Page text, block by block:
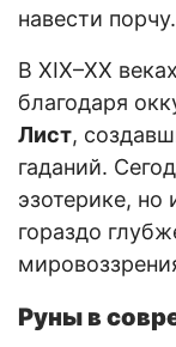
навести порчу.
В XIX–XX
благодаря
Лист,
гаданий.
эзотерике, но
гораздо
Руны в